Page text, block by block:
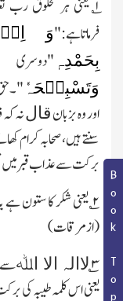
Book Topic
۱؎ یعنی ہر مخلوق رب
فرماتاہے:"وَ
بِحَمْدِہٖ "دوسری
وَتَسْبِیۡحَہٗ
اور وہ بزبانقالنہ
سنتے ہیں،صحابہ کرام
برکت سے عذاب قبر
۲؎ یعنی شکر کا ستون
(ازمرقات)
۳؎لاالہ الا اﷲسے
یعنی اس کلمہ طیبہ کی